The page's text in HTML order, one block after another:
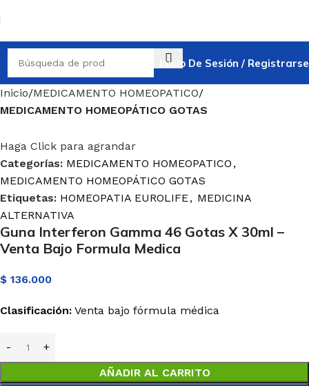
Inicio De Sesión / Registrarse
Inicio MEDICAMENTO HOMEOPATICO
MEDICAMENTO HOMEOPÁTICO GOTAS
Haga Click para agrandar
Categorías: MEDICAMENTO HOMEOPATICO ,
MEDICAMENTO HOMEOPÁTICO GOTAS
Etiquetas: HOMEOPATIA EUROLIFE, MEDICINA
ALTERNATIVA
Guna Interferon Gamma 46 Gotas X 30ml –
Venta Bajo Formula Medica
$ 136.000
Clasificación: Venta bajo fórmula médica
AÑADIR AL CARRITO